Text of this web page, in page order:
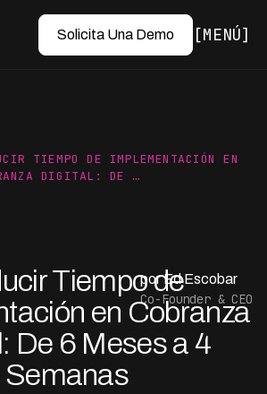
Solicita Una Demo MENÚ
TIEMPO DE IMPLEMENTACIÓN EN
DIGITAL: DE …
Tiempo de
en Cobranza
De 6 Meses a 4
Semanas
por Ed Escobar
Co-Founder & CEO